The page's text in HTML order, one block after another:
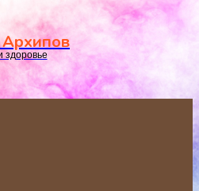
здоровье